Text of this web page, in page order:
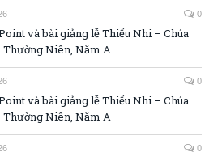
0
và bài giảng lễ Thiếu Nhi – Chúa
Thường Niên, Năm A
0
và bài giảng lễ Thiếu Nhi – Chúa
Thường Niên, Năm A
0